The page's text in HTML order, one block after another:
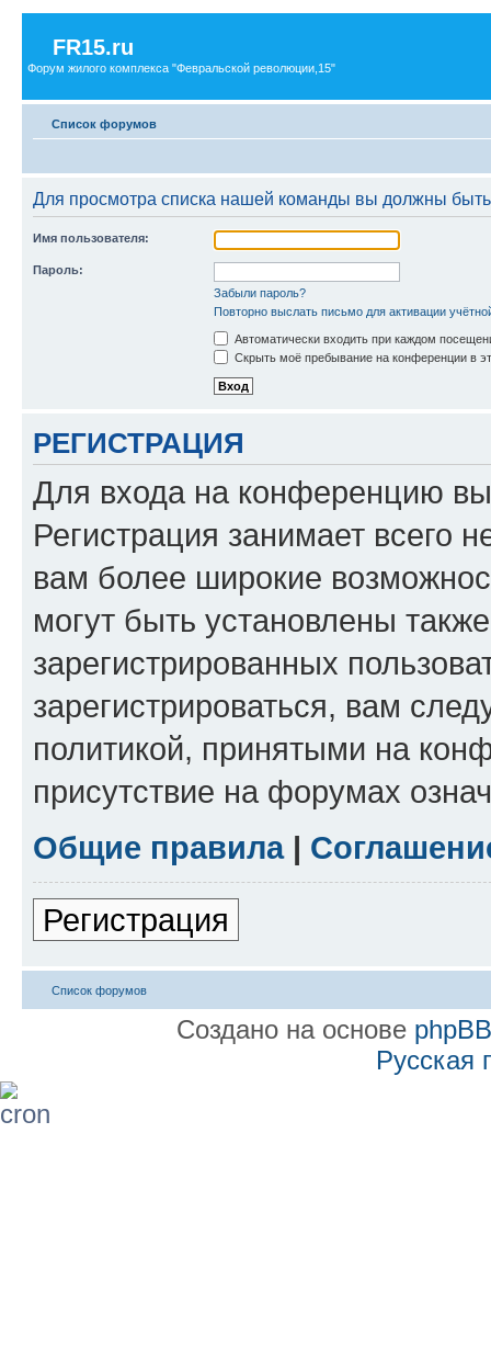
FR15.ru
Форум жилого комплекса "Февральской революции,15"
Список форумов
Для просмотра списка нашей команды вы должны
Имя пользователя:
Пароль:
Забыли пароль?
Повторно выслать письмо для активации
Автоматически входить при каждом
Скрыть моё пребывание на конференции в
РЕГИСТРАЦИЯ
Для входа на конференцию
Регистрация занимает всего
вам более широкие
могут быть установлены
зарегистрированных
зарегистрироваться, вам
политикой, принятыми на
присутствие на форумах
Общие правила|
Регистрация
Список форумов
Создано на основе phpBB
Русская